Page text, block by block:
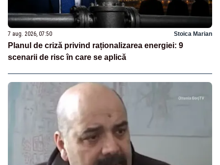
7 aug. 2026, 07:50 Stoica Marian
Planul de criză privind raționalizarea energiei: 9
scenarii de risc în care se aplică